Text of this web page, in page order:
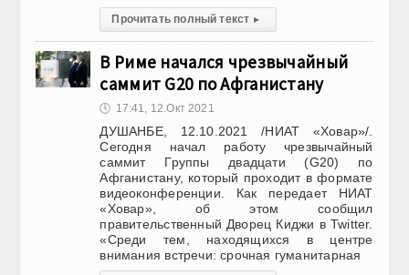
Прочитать полный текст ▸
В Риме начался чрезвычайный
саммит G20 по Афганистану
🕔 17:41, 12.Окт 2021
ДУШАНБЕ, 12.10.2021 /НИАТ «Ховар»/.
Сегодня начал работу чрезвычайный
саммит Группы двадцати (G20) по
Афганистану, который проходит в формате
видеоконференции. Как передает НИАТ
«Ховар», об этом сообщил
правительственный Дворец Киджи в Twitter.
«Среди тем, находящихся в центре
внимания встречи: срочная гуманитарная